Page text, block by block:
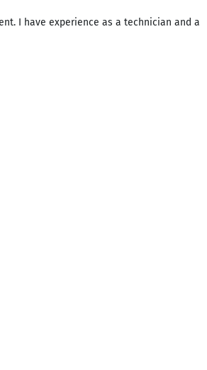
I have experience as a technician and a